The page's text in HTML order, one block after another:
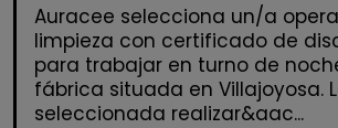
Auracee selecciona un/a
limpieza con certificado de
para trabajar en turno de
fábrica situada en Villajoyosa.
seleccionada realizar&aac...